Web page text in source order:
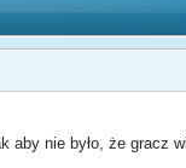
nie było, że gracz